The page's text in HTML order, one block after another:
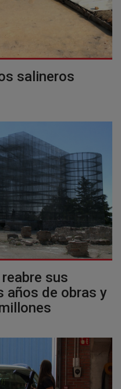
salineros
sus
años de obras y